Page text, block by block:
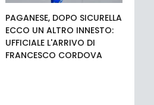
PAGANESE, DOPO SICURELLA
ECCO UN ALTRO INNESTO:
UFFICIALE L'ARRIVO DI
FRANCESCO CORDOVA